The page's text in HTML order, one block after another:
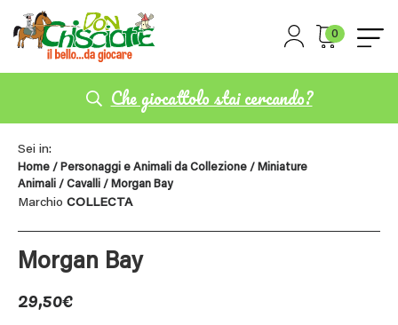
0
Che giocattolo stai cercando?
Sei in:
Home / Personaggi e Animali da Collezione / Miniature
Animali / Cavalli / Morgan Bay
Marchio COLLECTA
Morgan Bay
29,50€